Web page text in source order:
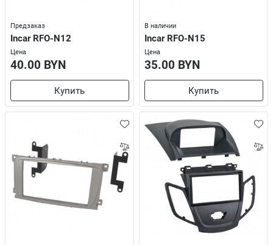
Предзаказ
Incar RFO-N12
Цена
40.00 BYN
Купить
В наличии
Incar RFO-N15
Цена
35.00 BYN
Купить